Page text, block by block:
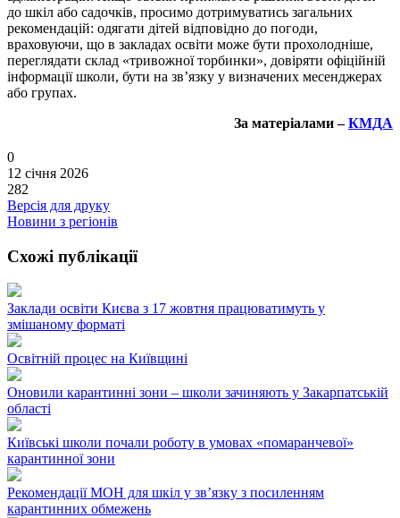
до шкіл або садочків, просимо дотримуватись загальних
рекомендацій: одягати дітей відповідно до погоди,
враховуючи, що в закладах освіти може бути прохолодніше,
переглядати склад «тривожної торбинки», довіряти офіційній
інформації школи, бути на зв’язку у визначених месенджерах
або групах.
За матеріалами –КМДА
0
12 січня 2026
282
Версія для друку
Новини з регіонів
Схожі публікації
Заклади освіти Києва з 17 жовтня працюватимуть у
змішаному форматі
Освітній процес на Київщині
Оновили карантинні зони – школи зачиняють у Закарпатській
області
Київські школи почали роботу в умовах «помаранчевої»
карантинної зони
Рекомендації МОН для шкіл у зв’язку з посиленням
карантинних обмежень